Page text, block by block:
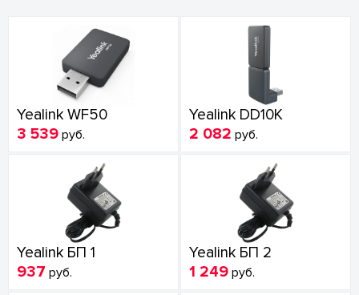
Yealink WF50
3 539 руб.
Yealink DD10K
2 082 руб.
Yealink БП 1
937 руб.
Yealink БП 2
1 249 руб.